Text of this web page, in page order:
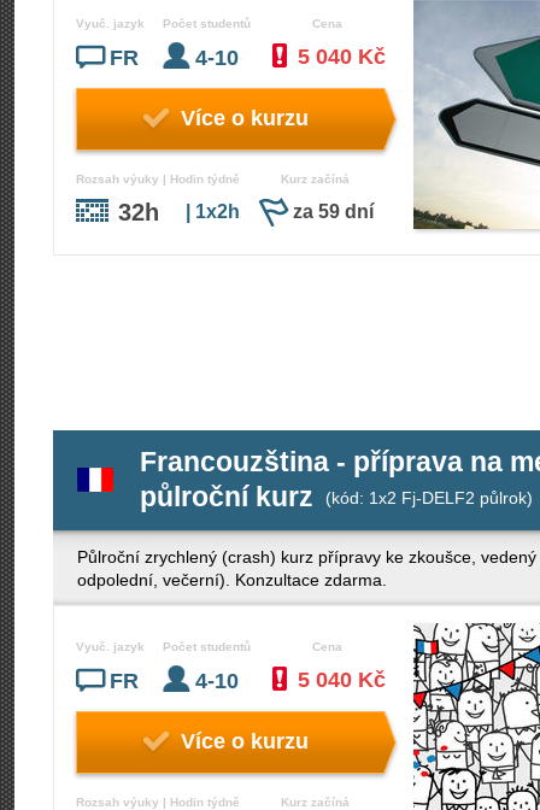
Vyuč. jazyk
FR
Počet studentů
4-10
Cena
5 040 Kč
Více o kurzu
Rozsah výuky | Hodin týdně
32h | 1x2h
Kurz začíná
za 59 dní
Francouzština - příprava na
půlroční kurz
(kód: 1x2 Fj-DELF2 půlrok)
Půlroční zrychlený (crash) kurz přípravy ke zkoušce,
odpolední, večerní). Konzultace zdarma.
Vyuč. jazyk
FR
Počet studentů
4-10
Cena
5 040 Kč
Více o kurzu
Rozsah výuky | Hodin týdně Kurz začíná